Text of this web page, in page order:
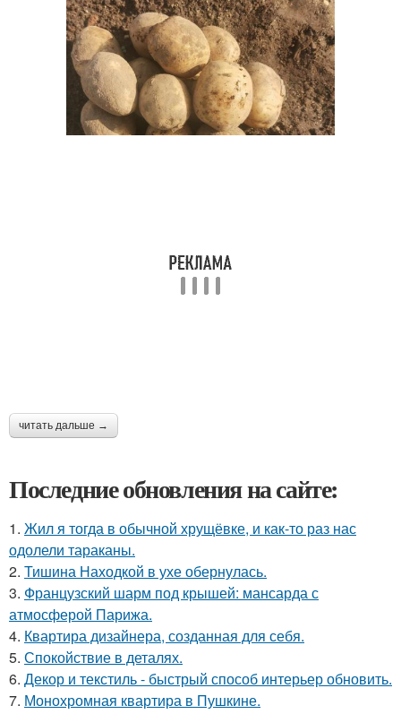
читать дальше →
Последние обновления на сайте:
1. Жил я тогда в обычной хрущёвке, и как-то раз нас
одолели тараканы.
2. Тишина Находкой в ухе обернулась.
3. Французский шарм под крышей: мансарда с
атмосферой Парижа.
4. Квартира дизайнера, созданная для себя.
5. Спокойствие в деталях.
6. Декор и текстиль - быстрый способ интерьер обновить.
7. Монохромная квартира в Пушкине.